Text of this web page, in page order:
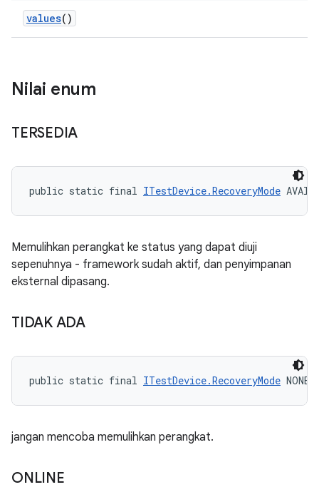
values()
Nilai enum
TERSEDIA
public static final ITestDevice.RecoveryMode
Memulihkan perangkat ke status yang dapat diuji
sepenuhnya - framework sudah aktif, dan penyimpanan
eksternal dipasang.
TIDAK ADA
public static final ITestDevice.RecoveryMode NONE
jangan mencoba memulihkan perangkat.
ONLINE